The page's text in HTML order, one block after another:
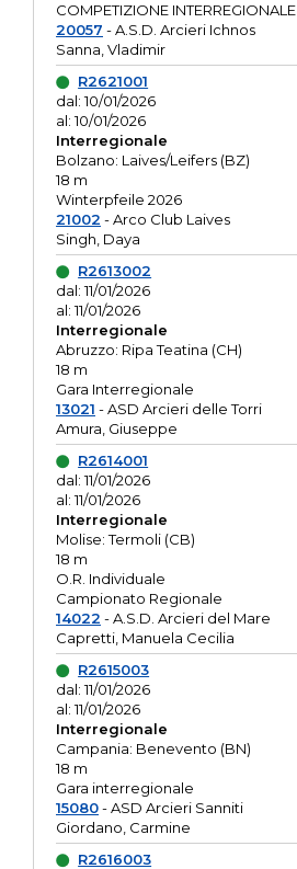
COMPETIZIONE INTERREGIONALE
20057 - A.S.D. Arcieri Ichnos
Sanna, Vladimir
R2621001
dal: 10/01/2026
al: 10/01/2026
Interregionale
Bolzano: Laives/Leifers (BZ)
18 m
Winterpfeile 2026
21002 - Arco Club Laives
Singh, Daya
R2613002
dal: 11/01/2026
al: 11/01/2026
Interregionale
Abruzzo: Ripa Teatina (CH)
18 m
Gara Interregionale
13021 - ASD Arcieri delle Torri
Amura, Giuseppe
R2614001
dal: 11/01/2026
al: 11/01/2026
Interregionale
Molise: Termoli (CB)
18 m
O.R. Individuale
Campionato Regionale
14022 - A.S.D. Arcieri del Mare
Capretti, Manuela Cecilia
R2615003
dal: 11/01/2026
al: 11/01/2026
Interregionale
Campania: Benevento (BN)
18 m
Gara interregionale
15080- ASD Arcieri Sanniti
Giordano, Carmine
R2616003